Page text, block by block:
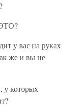
у вас на руках
же и вы не
у которых